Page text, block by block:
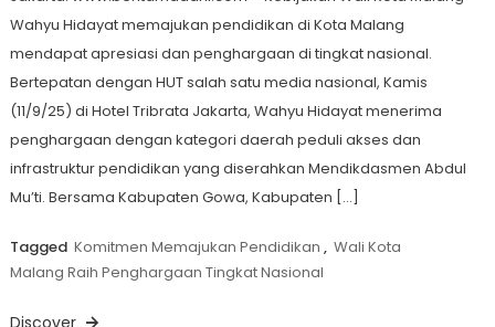
Wahyu Hidayat memajukan pendidikan di Kota Malang
mendapat apresiasi dan penghargaan di tingkat nasional.
Bertepatan dengan HUT salah satu media nasional, Kamis
(11/9/25) di Hotel Tribrata Jakarta, Wahyu Hidayat menerima
penghargaan dengan kategori daerah peduli akses dan
infrastruktur pendidikan yang diserahkan Mendikdasmen Abdul
Mu’ti. Bersama Kabupaten Gowa, Kabupaten […]
Tagged Komitmen Memajukan Pendidikan , Wali Kota
Malang Raih Penghargaan Tingkat Nasional
Discover